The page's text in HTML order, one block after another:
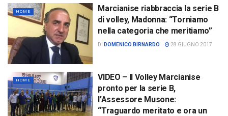
HOME
Marcianise riabbraccia la serie B
di volley, Madonna: “Torniamo
nella categoria che meritiamo”
DI DOMENICO BIRNARDO 28 GIUGNO 2017
HOME
VIDEO – Il Volley Marcianise
pronto per la serie B,
l’Assessore Musone:
“Traguardo meritato e ora un